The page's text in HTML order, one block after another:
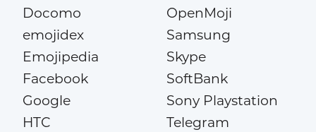
Docomo
emojidex
Emojipedia
Facebook
Google
HTC
OpenMoji
Samsung
Skype
SoftBank
Sony Playstation
Telegram